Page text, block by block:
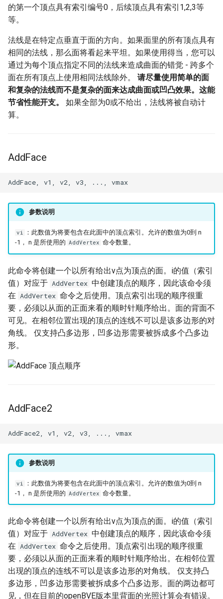
的第一个顶点具有索引编号0，后续顶点具有索引1,2,3等
等。
法线是在特定点垂直于面的方向。如果面里的所有顶点具有
相同的法线，那么面将看起来平坦。如果使用得当，您可以
通过为每个顶点指定不同的法线来造成曲面的错觉 - 跨多个
面在所有顶点上使用相同法线除外。 请尽量使用简单的面
和复杂的法线而不是复杂的面来达成曲面或凹凸效果。这能
节省性能开支。
如果全部为0或不给出，法线将被自动计
算。
AddFace
参数说明
vi
：此数值为将要包含在此面中的顶点索引。允许的数值为0到 n
-1， n 是所使用的 AddVertex 命令数量。
此命令将创建一个以所有给出v点为顶点的面。i的值（索引
值）对应于 AddVertex 中创建顶点的顺序，因此该命令须
在 AddVertex 命令之后使用。顶点索引出现的顺序很重
要，必须以从面的正面来看的顺时针顺序给出。面的背面不
可见。在相邻位置出现的顶点的连线不可以是该多边形的对
角线。 仅支持凸多边形，凹多边形需要被拆成多个凸多边
形。
AddFace2
参数说明
vi
：此数值为将要包含在此面中的顶点索引。允许的数值为0到 n
-1， n 是所使用的 AddVertex 命令数量。
此命令将创建一个以所有给出v点为顶点的面。i的值（索引
值）对应于 AddVertex 中创建顶点的顺序，因此该命令须
在 AddVertex 命令之后使用。顶点索引出现的顺序很重
要，必须以从面的正面来看的顺时针顺序给出。在相邻位置
出现的顶点的连线不可以是该多边形的对角线。 仅支持凸
多边形，凹多边形需要被拆成多个凸多边形。面的两边都可
见，但在目前的openBVE版本里背面的光照计算会有错误。